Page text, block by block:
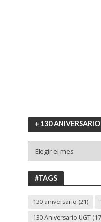
+ 130
130
ANIVERSARIO
UGT
#TAGS
130 aniversario (21)
130 Aniversario UGT